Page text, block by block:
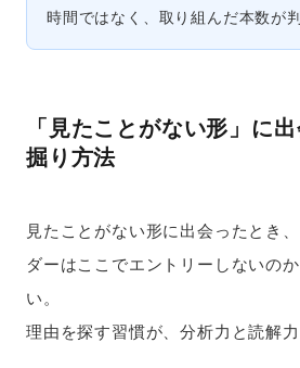
時間ではなく、取り組んだ本数が
「見たことがない形」に
掘り方法
見たことがない形に出会ったとき
ダーはここでエントリーしないの
い。
理由を探す習慣が、分析力と読解力